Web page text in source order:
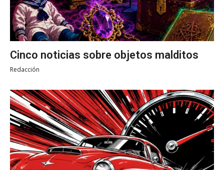
Cinco noticias sobre objetos malditos
Redacción